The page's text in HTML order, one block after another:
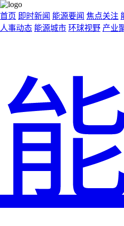
首页 即时新闻 能源要闻 焦点关注
人事动态 能源城市 环球视野 产业